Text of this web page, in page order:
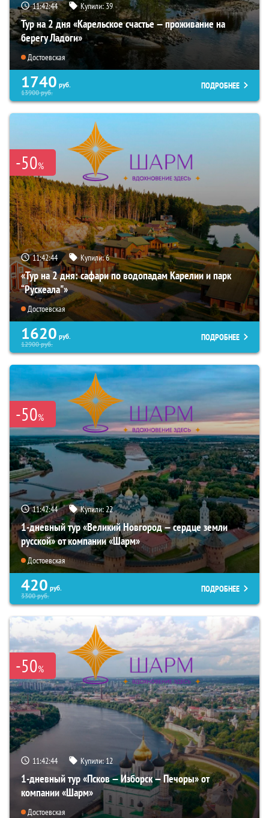
11:42:43 Купили:39
Тур на 2 дня «Карельское счастье — проживание на
берегу Ладоги»
Достоевская
1740 руб.
13900руб.
ПОДРОБНЕЕ
-50%
11:42:43 Купили:6
«Тур на 2 дня: сафари по водопадам Карелии и парк
“Рускеала"»
Достоевская
1620 руб.
12900руб.
ПОДРОБНЕЕ
-50%
11:42:43 Купили:22
1-дневный тур «Великий Новгород — сердце земли
русской» от компании «Шарм»
Достоевская
420 руб.
3300руб.
ПОДРОБНЕЕ
-50%
11:42:43 Купили:12
1-дневный тур «Псков — Изборск — Печоры» от
компании «Шарм»
Достоевская